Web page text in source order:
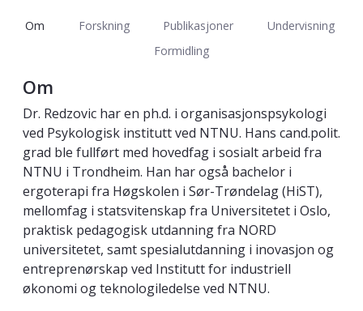
Om Forskning Publikasjoner
Undervisning
Formidling
Om
Dr. Redzovic har en ph.d. i organisasjonspsykologi
ved Psykologisk institutt ved NTNU. Hans cand.polit.
grad ble fullført med hovedfag i sosialt arbeid fra
NTNU i Trondheim. Han har også bachelor i
ergoterapi fra Høgskolen i Sør-Trøndelag (HiST),
mellomfag i statsvitenskap fra Universitetet i Oslo,
praktisk pedagogisk utdanning fra NORD
universitetet, samt spesialutdanning i inovasjon og
entreprenørskap ved Institutt for industriell
økonomi og teknologiledelse ved NTNU.